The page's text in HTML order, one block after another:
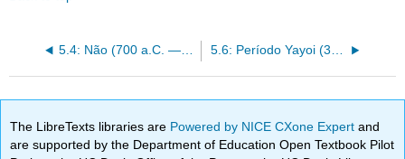
5.4: Não (700 a.C. — 300 a.C.) 5.6: Período Yayoi (300 AEC — 300 CE)
The LibreTexts libraries are Powered by NICE CXone Expertand
are supported by the Department of Education Open Textbook Pilot